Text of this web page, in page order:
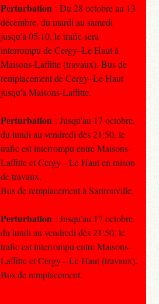
Perturbation : Du 28 octobre au 13
décembre, du mardi au samedi
jusqu'à 05:10, le trafic sera
interrompu de Cergy–Le Haut à
Maisons-Laffitte (travaux). Bus de
remplacement de Cergy–Le Haut
jusqu'à Maisons-Laffitte.
Perturbation : Jusqu'au 17 octobre,
du lundi au vendredi dès 21:50, le
trafic est interrompu entre Maisons-
Laffitte et Cergy – Le Haut en raison
de travaux.
Bus de remplacement à Sartrouville.
Perturbation : Jusqu'au 17 octobre,
du lundi au vendredi dès 21:50, le
trafic est interrompu entre Maisons-
Laffitte et Cergy – Le Haut (travaux).
Bus de remplacement.